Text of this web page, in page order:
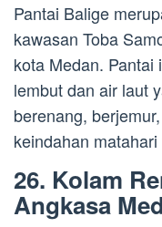
Pantai Balige
kawasan Toba
kota Medan. Pantai
lembut dan air laut
berenang,
keindahan
26. Kolam
Angkasa